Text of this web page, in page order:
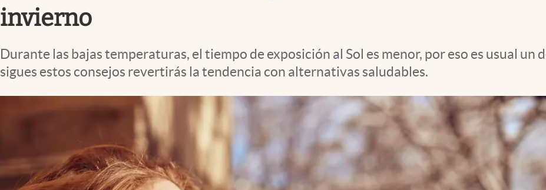
Tv
Espiritualidad
invierno
Durante las bajas temperaturas, el tiempo de exposición al Sol es menor, por eso es usual un
sigues estos consejos revertirás la tendencia con alternativas saludables.